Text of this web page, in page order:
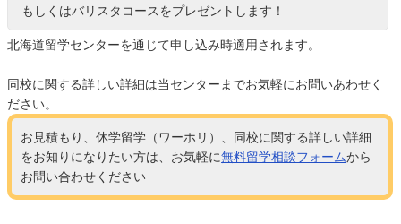
もしくはバリスタコースをプレゼントします！
北海道留学センターを通じて申し込み時適用されます。
同校に関する詳しい詳細は当センターまでお気軽にお問いあわせく
ださい。
お見積もり、休学留学（ワーホリ）、同校に関する詳しい詳細
をお知りになりたい方は、お気軽に無料留学相談フォームから
お問い合わせください